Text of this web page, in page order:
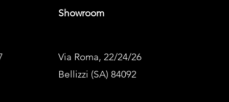
Showroom
Via Roma, 22/24/26
Bellizzi (SA) 84092